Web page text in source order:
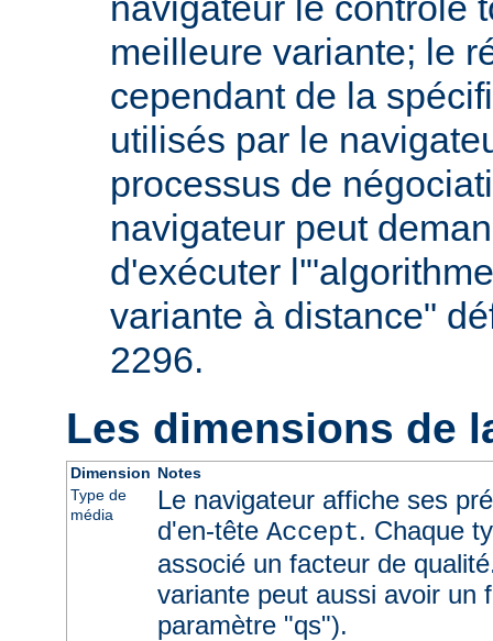
meilleure variante; le
cependant de la
utilisés par le
processus de
navigateur peut
d'exécuter
variante à distance"
2296.
Les dimensions de
Dimension Notes
Type de
média
Le navigateur affiche ses
d'en-tête Accept. Chaque
associé un facteur de
variante peut aussi avoir un
paramètre "qs").